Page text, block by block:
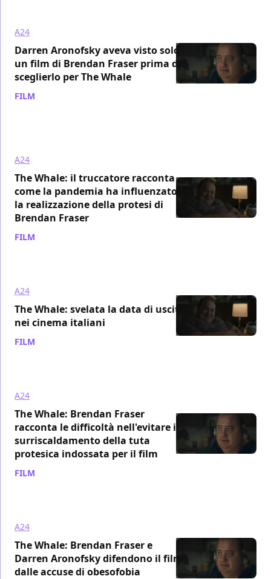
A24
Darren Aronofsky aveva visto solo
un film di Brendan Fraser prima di
sceglierlo per The Whale
FILM
A24
The Whale: il truccatore racconta
come la pandemia ha influenzato
la realizzazione della protesi di
Brendan Fraser
FILM
A24
The Whale: svelata la data di uscita
nei cinema italiani
FILM
A24
The Whale: Brendan Fraser
racconta le difficoltà nell'evitare il
surriscaldamento della tuta
protesica indossata per il film
FILM
A24
The Whale: Brendan Fraser e
Darren Aronofsky difendono il film
dalle accuse di obesofobia